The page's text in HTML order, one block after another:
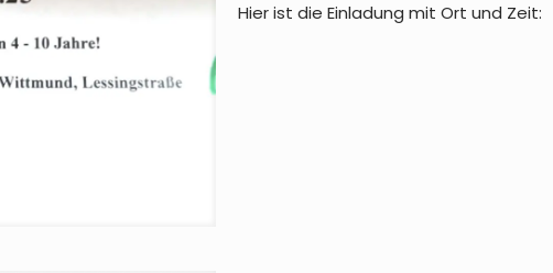
Hier ist die Einladung mit Ort und Zeit: